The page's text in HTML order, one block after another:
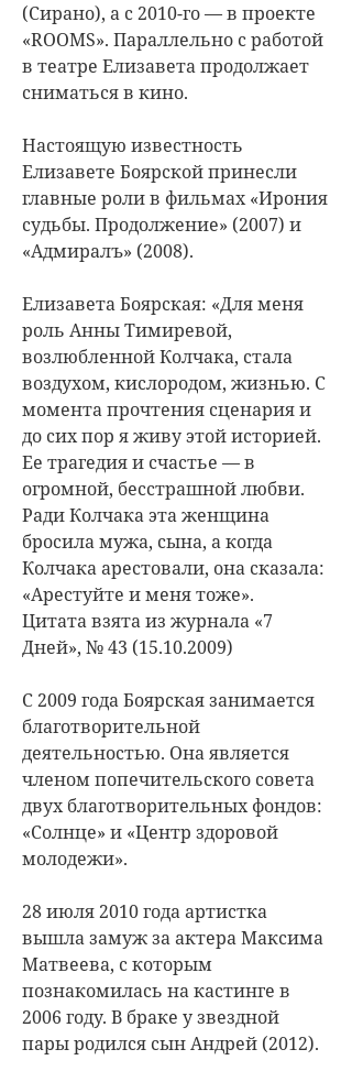
(Сирано), а с 2010-го — в проекте
«ROOMS». Параллельно с работой
в театре Елизавета продолжает
сниматься в кино.
Настоящую известность
Елизавете Боярской принесли
главные роли в фильмах «Ирония
судьбы. Продолжение» (2007) и
«Адмиралъ» (2008).
Елизавета Боярская: «Для меня
роль Анны Тимиревой,
возлюбленной Колчака, стала
воздухом, кислородом, жизнью. С
момента прочтения сценария и
до сих пор я живу этой историей.
Ее трагедия и счастье — в
огромной, бесстрашной любви.
Ради Колчака эта женщина
бросила мужа, сына, а когда
Колчака арестовали, она сказала:
«Арестуйте и меня тоже».
Цитата взята из журнала «7
Дней», № 43 (15.10.2009)
С 2009 года Боярская занимается
благотворительной
деятельностью. Она является
членом попечительского совета
двух благотворительных фондов:
«Солнце» и «Центр здоровой
молодежи».
28 июля 2010 года артистка
вышла замуж за актера Максима
Матвеева, с которым
познакомилась на кастинге в
2006 году. В браке у звездной
пары родился сын Андрей (2012).